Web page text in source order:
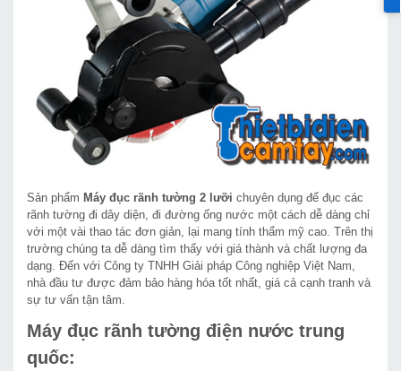
Sản phẩm Máy đục rãnh tường 2 lưỡi chuyên dụng để đục các
rãnh tường đi dây diện, đi đường ống nước một cách dễ dàng chỉ
với một vài thao tác đơn giản, lại mang tính thẩm mỹ cao. Trên thị
trường chúng ta dễ dàng tìm thấy với giá thành và chất lượng đa
dạng. Đến với Công ty TNHH Giải pháp Công nghiệp Việt Nam,
nhà đầu tư được đảm bảo hàng hóa tốt nhất, giá cả cạnh tranh và
sự tư vấn tận tâm.
Máy đục rãnh tường điện nước trung
quốc: